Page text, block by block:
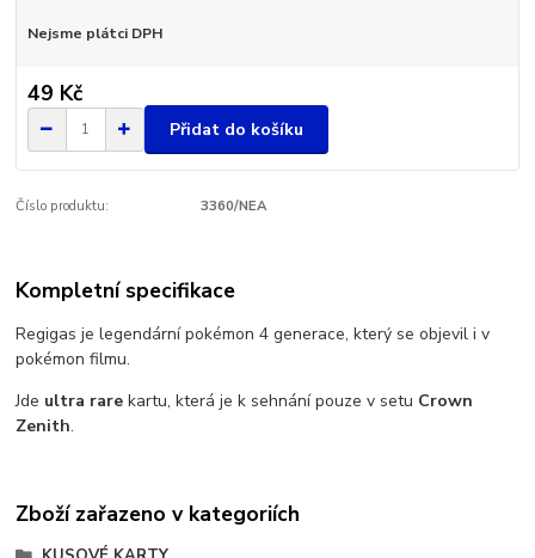
Nejsme plátci DPH
49 Kč
Přidat do košíku
Číslo produktu: 3360/NEA
Kompletní specifikace
Regigas je legendární pokémon 4 generace, který se objevil i v
pokémon filmu.
Jde ultra rare kartu, která je k sehnání pouze v setu Crown
Zenith.
Zboží zařazeno v kategoriích